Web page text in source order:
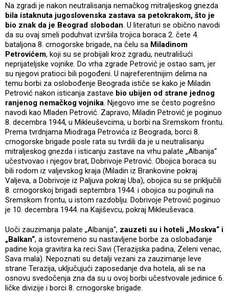
Na zgradi je nakon neutralisanja nemačkog mitraljeskog gnezda
bila istaknuta jugoslovenska zastava sa petokrakom, što je
bio znak da je Beograd slobodan . U literaturi se obično navodi
da su ovaj smeli poduhvat izvršila trojica boraca 2. čete 4.
bataljona 8. crnogorske brigade, na čelu sa Miladinom
Petrovićem, koji su se probijali kroz zgradu, neutrališući
neprijateljske vojnike. Do vrha zgrade Petrović je ostao sam, jer
su njegovi pratioci bili pogođeni. U najreferentnijim delima na
temu borbi za oslobođenje Beograda ističe se kako je Miladin
Petrović nakon isticanja zastave bio ubijen od strane jednog
ranjenog nemačkog vojnika . Njegovo ime se često pogrešno
navodi kao Mladen Petrović. Zapravo, Miladin Petrović je poginuo
8. decembra 1944, u Mikleuševcima, u borbi na Sremskom frontu.
Prema tvrdnjama Miodraga Petrovića iz Beograda, borci 8.
crnogorske brigade posle rata su tvrdili da je u neutralisanju
mitraljeskog gnezda i isticanju zastave na vrhu palate „Albanija“
učestvovao i njegov brat, Dobrivoje Petrović. Obojica boraca su
bili rodom iz valjevskog kraja (Miladin iz Brankovine pokraj
Valjeva, a Dobrivoje iz Paljuva pokraj Uba), obojica su se priključili
8. crnogorskoj brigadi septembra 1944. i obojica su poginuli na
Sremskom frontu, u istom razdoblju. Dobrivoje Petrović poginuo
je 10. decembra 1944. na Kajiševcu, pokraj Mikleuševaca.
Uoči zauzimanja palate „Albanija“, zauzeti su i hoteli „Moskva“ i
„Balkan“, a istovremeno su nastavljene borbe za oslobađanje
padine koja gravitira ka reci Savi (Terazijska padina, Zeleni venac,
Sava mala). Nepoznati su detalji vezani za zauzimanje leve
strane Terazija, uključujući zaposedanje dva hotela, ali se na
osnovu svedočenja zna da su u ovoj borbi učestvovale jedinice 6.
ličke divizije i borci 8. crnogorske brigade.